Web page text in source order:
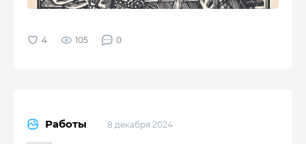
105 0
Работы 8 декабря 2024